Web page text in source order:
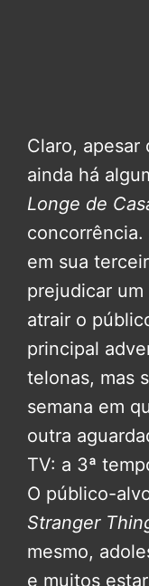
Claro, apesar
ainda há
Longe de
concorrência.
em sua
prejudicar
atrair o
principal
telonas, mas
semana em
outra
TV: a 3ª
O público-
Stranger
mesmo,
e muitos